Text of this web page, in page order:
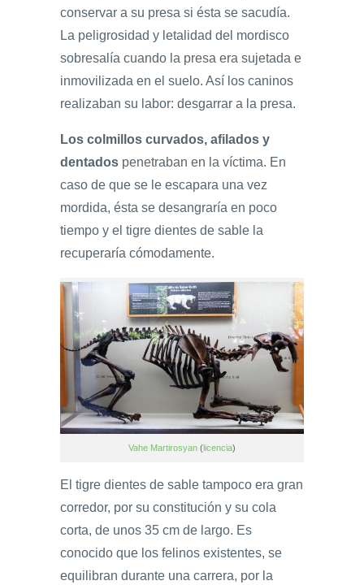
conservar a su presa si ésta se sacudía.
La peligrosidad y letalidad del mordisco
sobresalía cuando la presa era sujetada e
inmovilizada en el suelo. Así los caninos
realizaban su labor: desgarrar a la presa.
Los colmillos curvados, afilados y
dentados penetraban en la víctima. En
caso de que se le escapara una vez
mordida, ésta se desangraría en poco
tiempo y el tigre dientes de sable la
recuperaría cómodamente.
Vahe Martirosyan (licencia)
El tigre dientes de sable tampoco era gran
corredor, por su constitución y su cola
corta, de unos 35 cm de largo. Es
conocido que los felinos existentes, se
equilibran durante una carrera, por la